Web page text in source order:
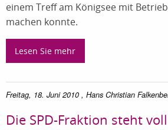
einem Treff am Königsee mit
machen konnte.
Lesen Sie mehr
Freitag, 18. Juni 2010 , Hans Christian
Die SPD-Fraktion steht